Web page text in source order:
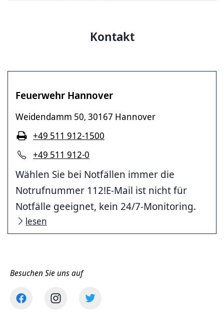
Kontakt
Feuerwehr Hannover
Weidendamm 50, 30167 Hannover
+49 511 912-0
+49 511 912-1500
Wählen Sie bei Notfällen immer die
Notrufnummer 112!E-Mail ist nicht für
Notfälle geeignet, kein 24/7-Monitoring.
lesen
Besuchen Sie uns auf